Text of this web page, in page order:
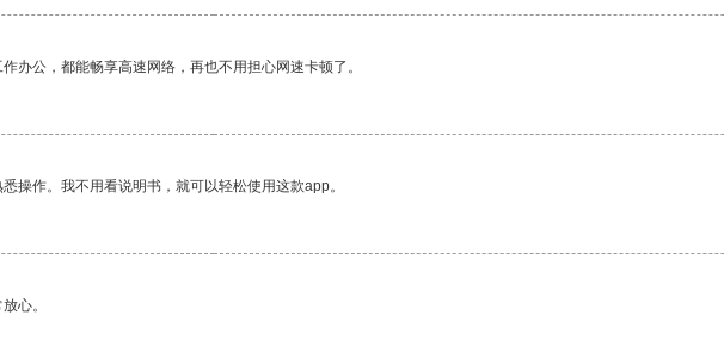
办公，都能畅享高速网络，再也不用担心网速卡顿了。
操作。我不用看说明书，就可以轻松使用这款app。
心。